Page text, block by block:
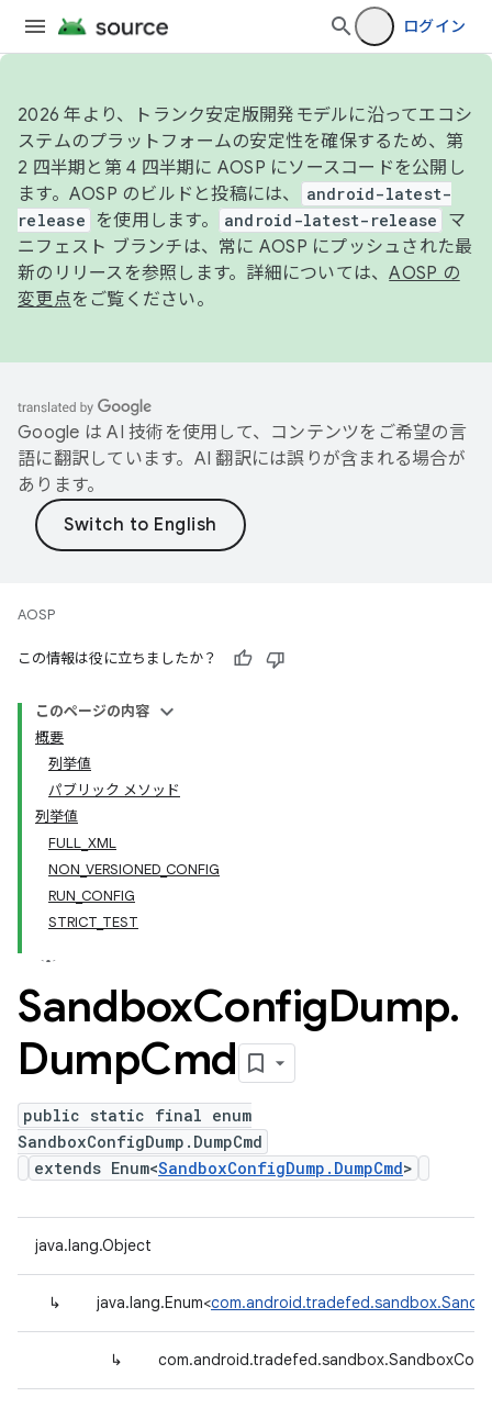
ログイン
2026 年より、トランク安定版開発モデルに沿ってエコシ
ステムのプラットフォームの安定性を確保するため、第
2 四半期と第 4 四半期に AOSP にソースコードを公開し
ます。AOSP のビルドと投稿には、
android-latest-
release
を使用します。 android-latest-release
マ
ニフェスト ブランチは、常に AOSP にプッシュされた最
新のリリースを参照します。詳細については、AOSP の
変更点をご覧ください。
Google は AI 技術を使用して、コンテンツをご希望の言
語に翻訳しています。AI 翻訳には誤りが含まれる場合が
あります。
AOSP
この情報は役に立ちましたか？
このページの内容
概要
列挙値
パブリック メソッド
列挙値
FULL_XML
NON_VERSIONED_CONFIG
RUN_CONFIG
STRICT_TEST
SandboxConfigDump.
DumpCmd
public static final enum
SandboxConfigDump.DumpCmd
extends Enum<SandboxConfigDump.DumpCmd>
java.lang.Object
↳ java.lang.Enum<
↳